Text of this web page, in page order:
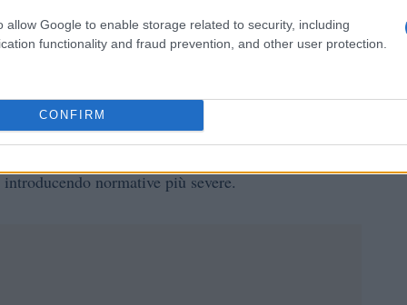
allow Google to enable storage related to security, including
functionality and fraud prevention, and other user protection.
CONFIRM
. Molti governi stanno ancora cercando di capire
cambiare rapidamente. Questo può
degli investitori. Alcune nazioni hanno già vietato
normative più severe.